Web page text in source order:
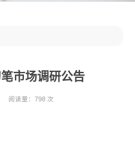
市场调研公告
阅读量：798 次